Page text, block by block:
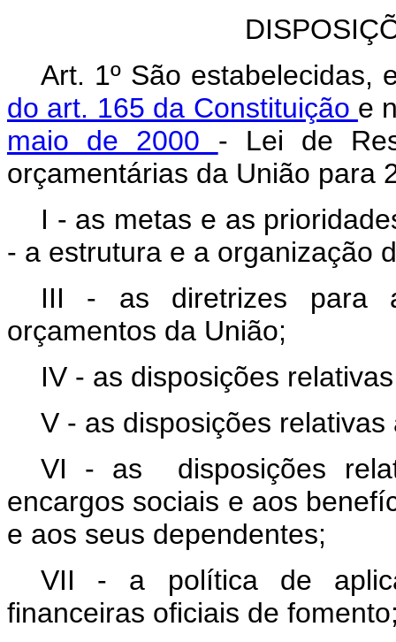
Art. 1º São
do art. 165 da Constituição e
maio de 2000 - Lei de
orçamentárias da União para
I - as metas e as
- a estrutura e a organização
III - as diretrizes para
orçamentos da União;
IV - as disposições
V - as disposições
VI - as disposições
encargos sociais e aos
e aos seus dependentes;
VII - a política de
financeiras oficiais de